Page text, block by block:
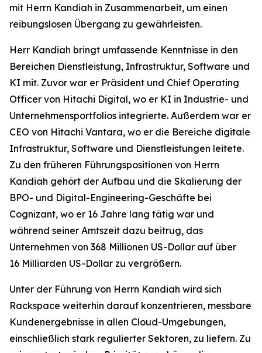
mit Herrn Kandiah in Zusammenarbeit, um einen
reibungslosen Übergang zu gewährleisten.
Herr Kandiah bringt umfassende Kenntnisse in den
Bereichen Dienstleistung, Infrastruktur, Software und
KI mit. Zuvor war er Präsident und Chief Operating
Officer von Hitachi Digital, wo er KI in Industrie- und
Unternehmensportfolios integrierte. Außerdem war er
CEO von Hitachi Vantara, wo er die Bereiche digitale
Infrastruktur, Software und Dienstleistungen leitete.
Zu den früheren Führungspositionen von Herrn
Kandiah gehört der Aufbau und die Skalierung der
BPO- und Digital-Engineering-Geschäfte bei
Cognizant, wo er 16 Jahre lang tätig war und
während seiner Amtszeit dazu beitrug, das
Unternehmen von 368 Millionen US-Dollar auf über
16 Milliarden US-Dollar zu vergrößern.
Unter der Führung von Herrn Kandiah wird sich
Rackspace weiterhin darauf konzentrieren, messbare
Kundenergebnisse in allen Cloud-Umgebungen,
einschließlich stark regulierter Sektoren, zu liefern. Zu